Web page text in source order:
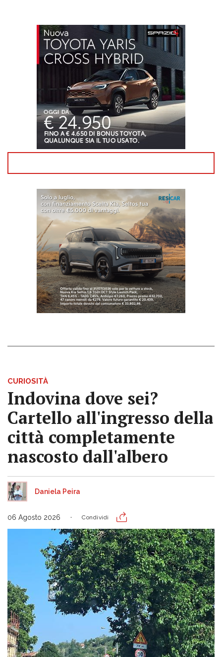
CURIOSITÀ
Indovina dove sei?
Cartello all'ingresso della
città completamente
nascosto dall'albero
Daniela Peira
06 Agosto 2026 Condividi